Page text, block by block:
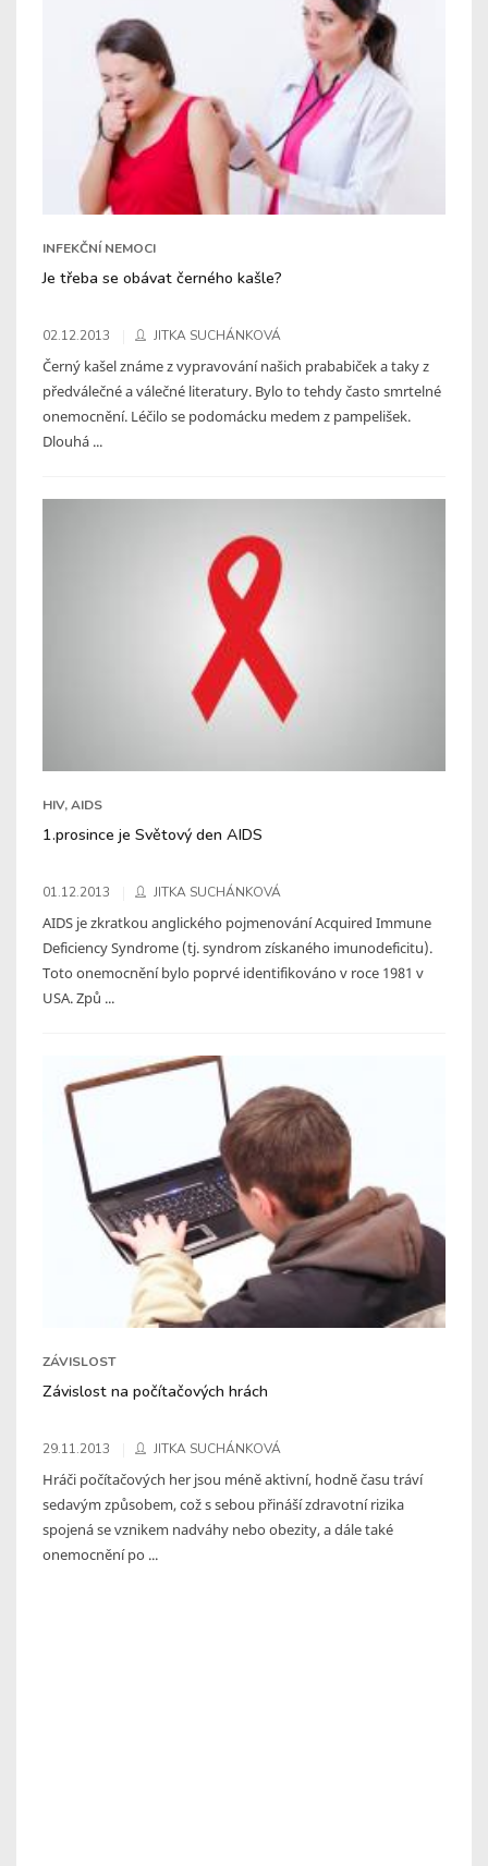
INFEKČNÍ NEMOCI
Je třeba se obávat černého kašle?
02.12.2013 JITKA SUCHÁNKOVÁ
Černý kašel známe z vypravování našich prababiček a taky z
předválečné a válečné literatury. Bylo to tehdy často smrtelné
onemocnění. Léčilo se podomácku medem z pampelišek.
Dlouhá ...
HIV, AIDS
1.prosince je Světový den AIDS
01.12.2013 JITKA SUCHÁNKOVÁ
AIDS je zkratkou anglického pojmenování Acquired Immune
Deficiency Syndrome (tj. syndrom získaného imunodeficitu).
Toto onemocnění bylo poprvé identifikováno v roce 1981 v
USA. Způ ...
ZÁVISLOST
Závislost na počítačových hrách
29.11.2013 JITKA SUCHÁNKOVÁ
Hráči počítačových her jsou méně aktivní, hodně času tráví
sedavým způsobem, což s sebou přináší zdravotní rizika
spojená se vznikem nadváhy nebo obezity, a dále také
onemocnění po ...